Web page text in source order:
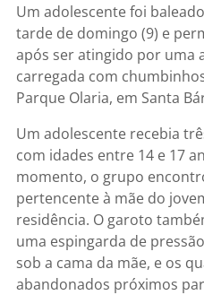
Um adolescente foi
tarde de domingo (9) e
após ser atingido por uma
carregada com
Parque Olaria, em Santa
Um adolescente recebia
com idades entre 14 e 17
momento, o grupo
pertencente à mãe do
residência. O garoto
uma espingarda de
sob a cama da mãe, e os
abandonados próximos